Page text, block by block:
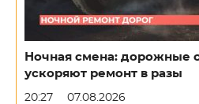
Ночная смена: дорожные
ускоряют ремонт в разы
20:27 07.08.2026